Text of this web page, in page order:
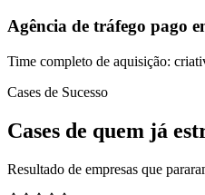
Agência de tráfego pago
Time completo de aquisição:
Cases de Sucesso
Cases de quem já
Resultado de empresas que